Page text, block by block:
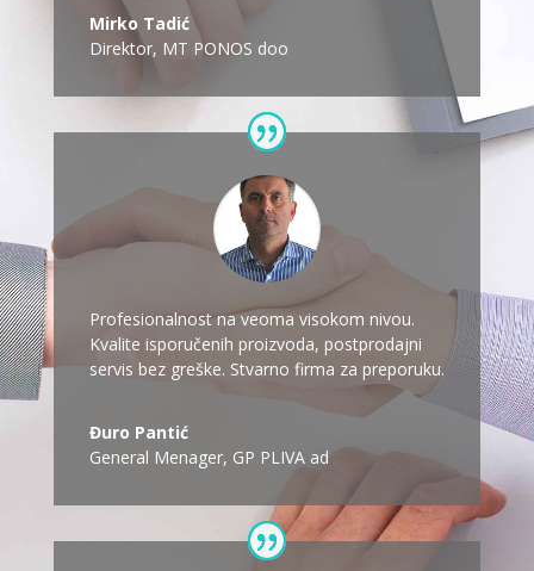
Mirko Tadić
Direktor, MT PONOS doo
Profesionalnost na veoma visokom nivou.
Kvalite isporučenih proizvoda, postprodajni
servis bez greške. Stvarno firma za preporuku.
Đuro Pantić
General Menager, GP PLIVA ad